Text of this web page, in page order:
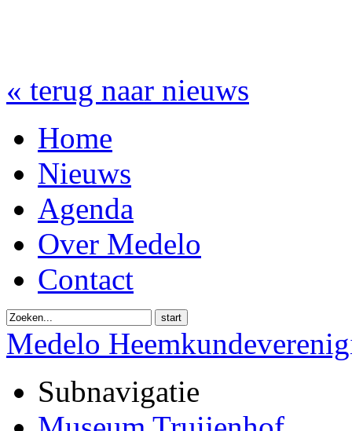
« terug naar nieuws
Home
Nieuws
Agenda
Over Medelo
Contact
start
Medelo
Subnavigatie